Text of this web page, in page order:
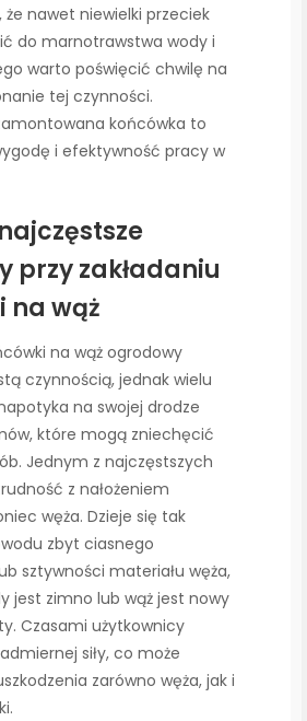
że nawet niewielki przeciek
do marnotrawstwa wody i
warto poświęcić chwilę na
tej czynności.
końcówka to
i efektywność pracy w
przy zakładaniu
na wąż
na wąż ogrodowy
czynnością, jednak wielu
na swojej drodze
które mogą zniechęcić
Jednym z najczęstszych
z nałożeniem
węża. Dzieje się tak
zbyt ciasnego
sztywności materiału węża,
jest zimno lub wąż jest nowy
Czasami użytkownicy
siły, co może
zarówno węża, jak i